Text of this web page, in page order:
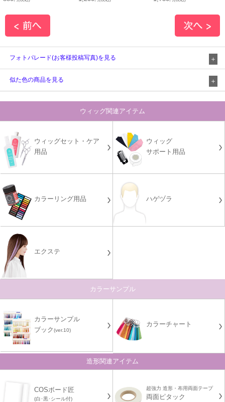
フォトパレード(お客様投稿写真)を見る
似た色の商品を見る
ウィッグ関連アイテム
ウィッグセット・ケア
用品
ウィッグ
サポート用品
カラーリング用品 ハゲヅラ
エクステ
カラーサンプル
カラーサンプル
ブック(ver.10)
カラーチャート
造形関連アイテム
COSボード匠
(白･黒･シール付)
超強力 造形・布用両面テープ
両面ピタック